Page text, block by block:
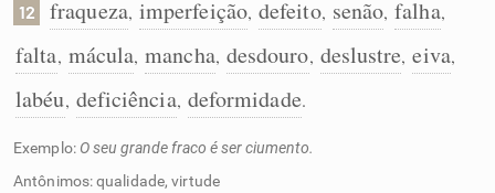
12 fraqueza, imperfeição, defeito, senão, falha,
falta, mácula, mancha, desdouro, deslustre, eiva,
labéu, deficiência, deformidade.
Exemplo: O seu grande fraco é ser ciumento.
Antônimos: qualidade, virtude